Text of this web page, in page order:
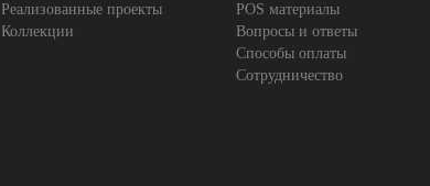
Реализованные проекты
Коллекции
POS материалы
Вопросы и ответы
Способы оплаты
Сотрудничество